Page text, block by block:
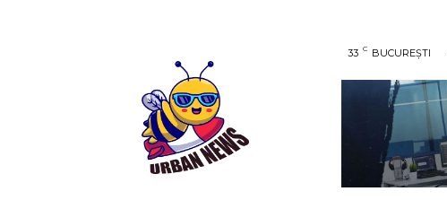
33 C BUCUREȘTI